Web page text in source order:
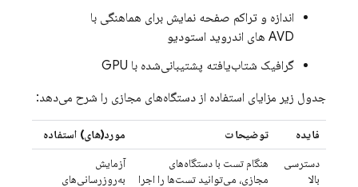
اندازه و تراکم صفحه نمایش برای هماهنگی با
AVD های اندروید استودیو
گرافیک شتاب‌یافته پشتیبانی‌شده با GPU
جدول زیر مزایای استفاده از دستگاه‌های مجازی را شرح می‌دهد:
فایده توضیحات
مورد(های) استفاده
دسترسی
بالا
هنگام تست با دستگاه‌های
مجازی، می‌توانید تست‌ها را اجرا
آزمایش
به‌روزرسانی‌های